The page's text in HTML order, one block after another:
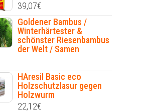
39,07€
Goldener Bambus /
Winterhärtester &
schönster Riesenbambus
der Welt / Samen
HAresil Basic eco
Holzschutzlasur gegen
Holzwurm
22,12€